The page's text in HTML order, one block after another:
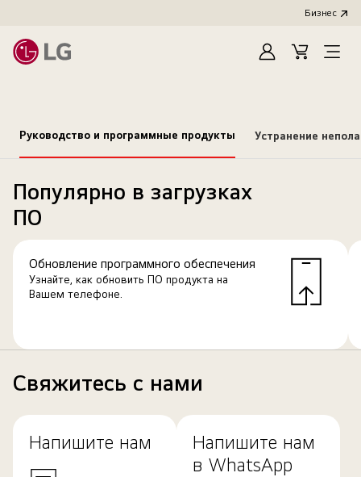
Бизнес
Cart
Open
Руководство и программные продукты Устранение
Популярно в загрузках
ПО
Обновление программного обеспечения
Узнайте, как обновить ПО продукта на
Вашем телефоне.
Свяжитесь с нами
Напишите нам
Напишите нам
в WhatsApp